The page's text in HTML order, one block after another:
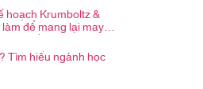
hoạch Krumboltz &
để mang lại may
nghề nghiệp
Tìm hiểu ngành học